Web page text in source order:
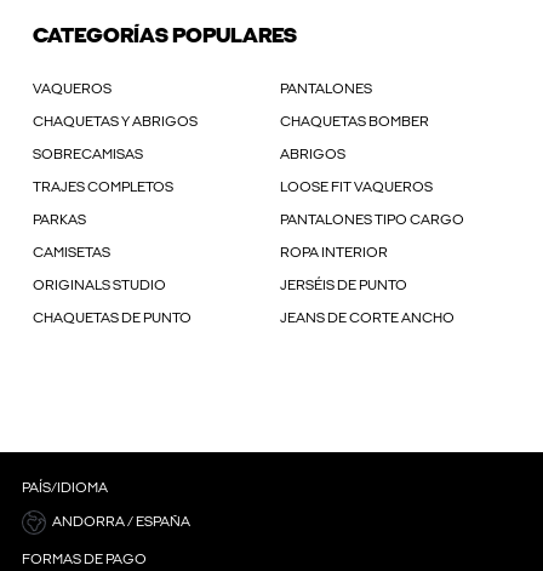
CATEGORÍAS POPULARES
VAQUEROS PANTALONES
CHAQUETAS Y ABRIGOS CHAQUETAS BOMBER
SOBRECAMISAS ABRIGOS
TRAJES COMPLETOS LOOSE FIT VAQUEROS
PARKAS PANTALONES TIPO CARGO
CAMISETAS ROPA INTERIOR
ORIGINALS STUDIO JERSÉIS DE PUNTO
CHAQUETAS DE PUNTO JEANS DE CORTE ANCHO
PAÍS/IDIOMA
ANDORRA / ESPAÑA
FORMAS DE PAGO